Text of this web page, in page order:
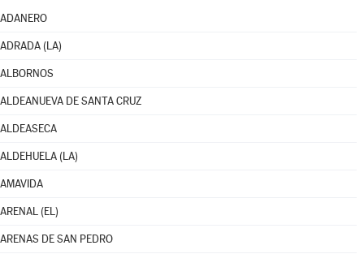
ADANERO
ADRADA (LA)
ALBORNOS
ALDEANUEVA DE SANTA CRUZ
ALDEASECA
ALDEHUELA (LA)
AMAVIDA
ARENAL (EL)
ARENAS DE SAN PEDRO